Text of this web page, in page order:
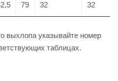
79 32 32
выхлопа указывайте номер
таблицах.